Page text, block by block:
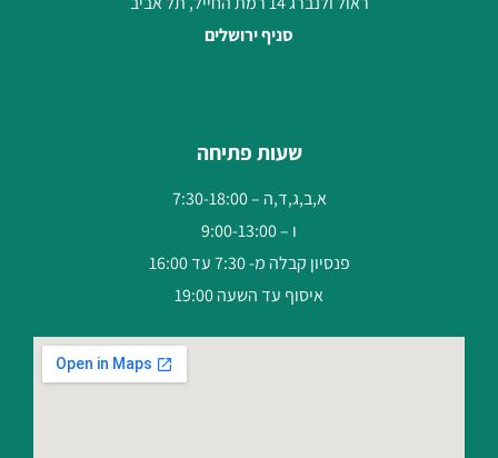
סניף ירושלים
שעות פתיחה
א,ב,ג,ד,ה – 7:30-18:00
ו – 9:00-13:00
פנסיון קבלה מ- 7:30 עד 16:00
איסוף עד השעה 19:00